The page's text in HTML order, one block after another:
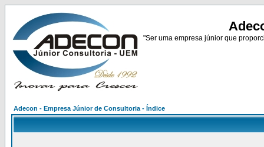
"Ser uma empresa júnior que
Adecon - Empresa Júnior de Consultoria - Índice